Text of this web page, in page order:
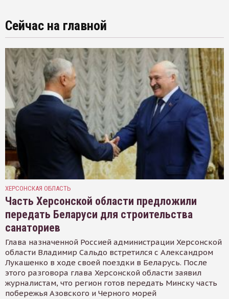
Сейчас на главной
ХЕРСОНСКАЯ ОБЛАСТЬ
Часть Херсонской области предложили
передать Беларуси для строительства
санаториев
Глава назначенной Россией администрации Херсонской
области Владимир Сальдо встретился с Александром
Лукашенко в ходе своей поездки в Беларусь. После
этого разговора глава Херсонской области заявил
журналистам, что регион готов передать Минску часть
побережья Азовского и Черного морей